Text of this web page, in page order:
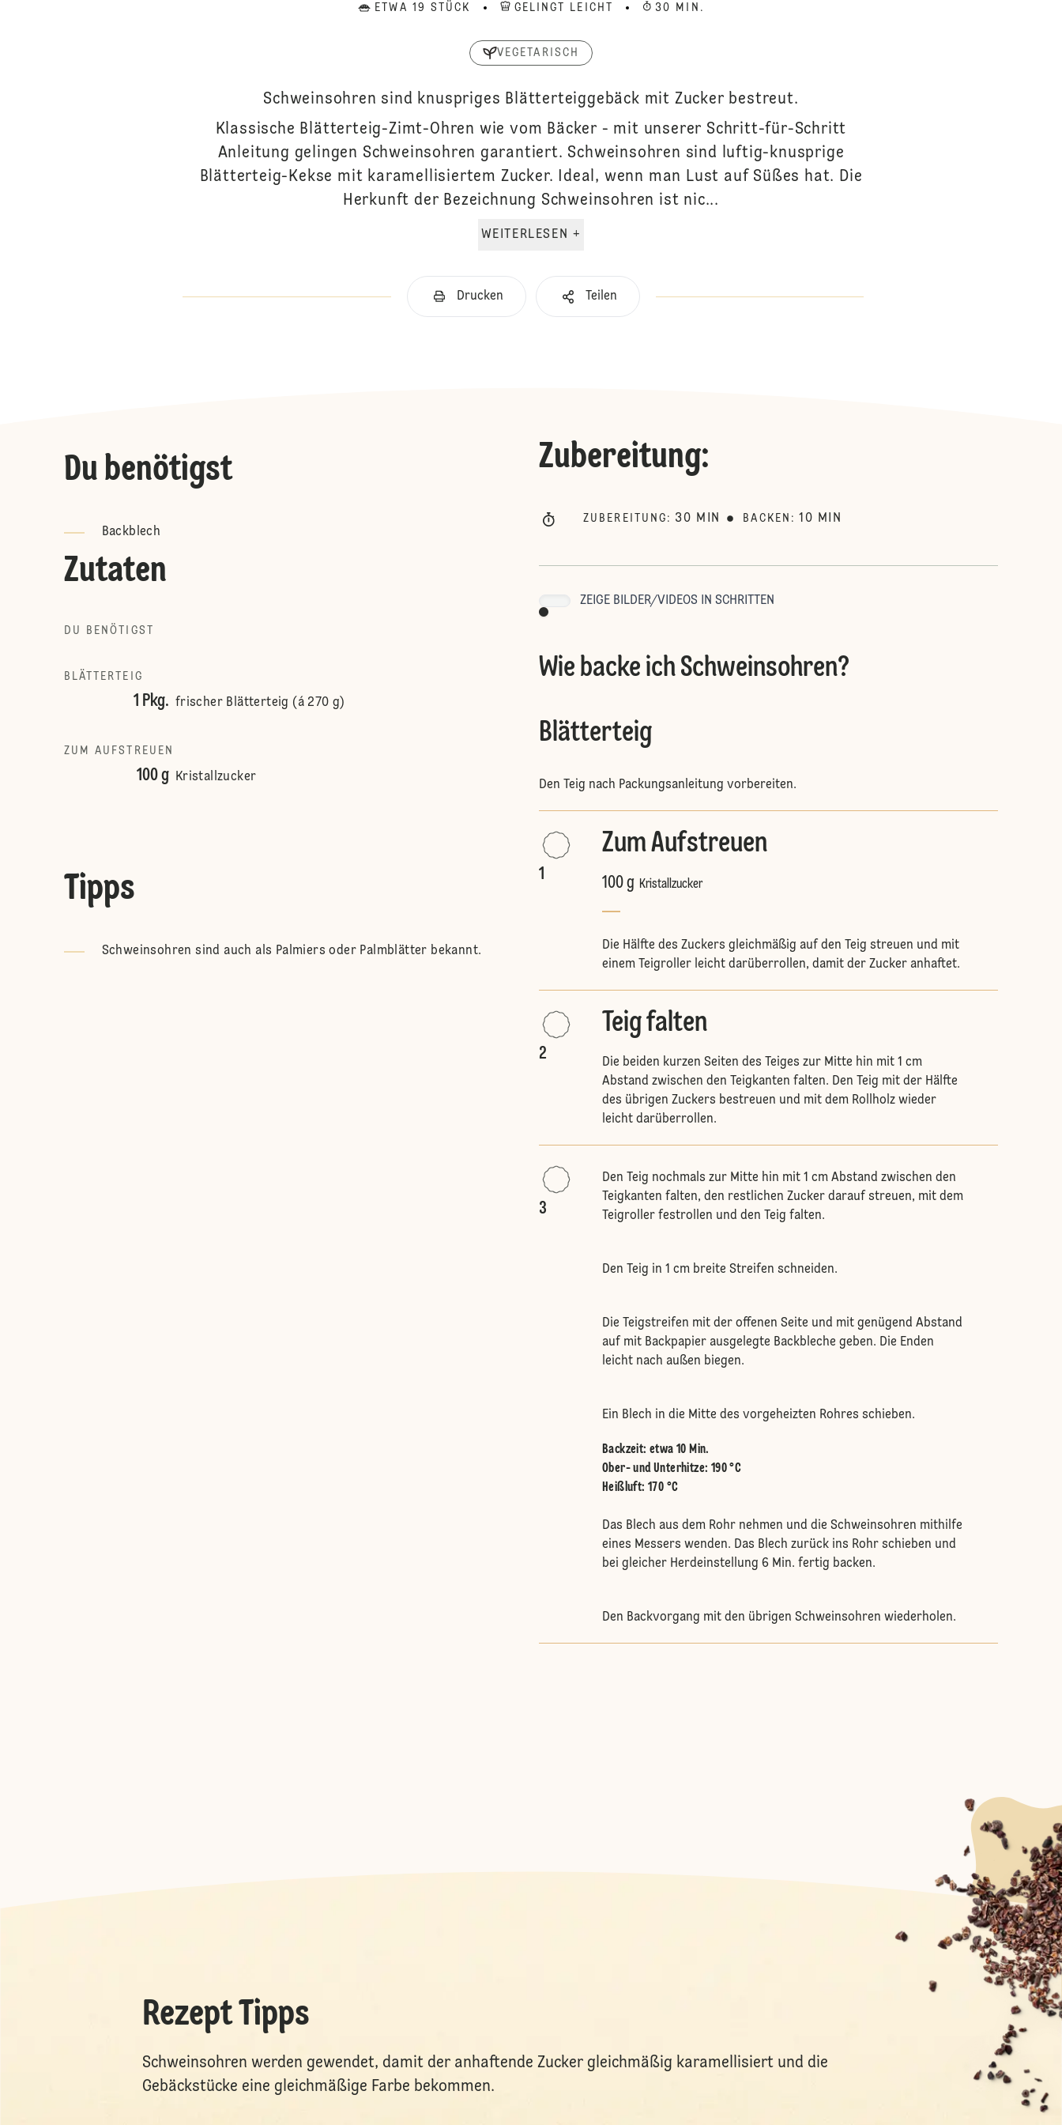
ETWA 19 STÜCK GELINGT LEICHT 30 MIN.
VEGETARISCH
Schweinsohren sind knuspriges Blätterteiggebäck mit Zucker bestreut.
Klassische Blätterteig-Zimt-Ohren wie vom Bäcker - mit unserer Schritt-für-Schritt
Anleitung gelingen Schweinsohren garantiert. Schweinsohren sind luftig-knusprige
Blätterteig-Kekse mit karamellisiertem Zucker. Ideal, wenn man Lust auf Süßes hat. Die
Herkunft der Bezeichnung Schweinsohren ist nic...
WEITERLESEN +
Drucken Teilen
Du benötigst
Backblech
Zutaten
DU BENÖTIGST
BLÄTTERTEIG
1 Pkg. frischer Blätterteig (á 270 g)
ZUM AUFSTREUEN
100 g Kristallzucker
Tipps
Schweinsohren sind auch als Palmiers oder Palmblätter bekannt.
Zubereitung:
ZUBEREITUNG : 30 MIN BACKEN : 10 MIN
ZEIGE BILDER/VIDEOS IN SCHRITTEN
Wie backe ich Schweinsohren?
Blätterteig
Den Teig nach Packungsanleitung vorbereiten.
1
Zum Aufstreuen
100 g Kristallzucker
Die Hälfte des Zuckers gleichmäßig auf den Teig streuen und mit
einem Teigroller leicht darüberrollen, damit der Zucker anhaftet.
2
Teig falten
Die beiden kurzen Seiten des Teiges zur Mitte hin mit 1 cm
Abstand zwischen den Teigkanten falten. Den Teig mit der Hälfte
des übrigen Zuckers bestreuen und mit dem Rollholz wieder
leicht darüberrollen.
3
Den Teig nochmals zur Mitte hin mit 1 cm Abstand zwischen den
Teigkanten falten, den restlichen Zucker darauf streuen, mit dem
Teigroller festrollen und den Teig falten.
Den Teig in 1 cm breite Streifen schneiden.
Die Teigstreifen mit der offenen Seite und mit genügend Abstand
auf mit Backpapier ausgelegte Backbleche geben. Die Enden
leicht nach außen biegen.
Ein Blech in die Mitte des vorgeheizten Rohres schieben.
Backzeit: etwa 10 Min.
Ober- und Unterhitze: 190 °C
Heißluft: 170 °C
Das Blech aus dem Rohr nehmen und die Schweinsohren mithilfe
eines Messers wenden. Das Blech zurück ins Rohr schieben und
bei gleicher Herdeinstellung 6 Min. fertig backen.
Den Backvorgang mit den übrigen Schweinsohren wiederholen.
Rezept Tipps
Schweinsohren werden gewendet, damit der anhaftende Zucker gleichmäßig karamellisiert und die
Gebäckstücke eine gleichmäßige Farbe bekommen.